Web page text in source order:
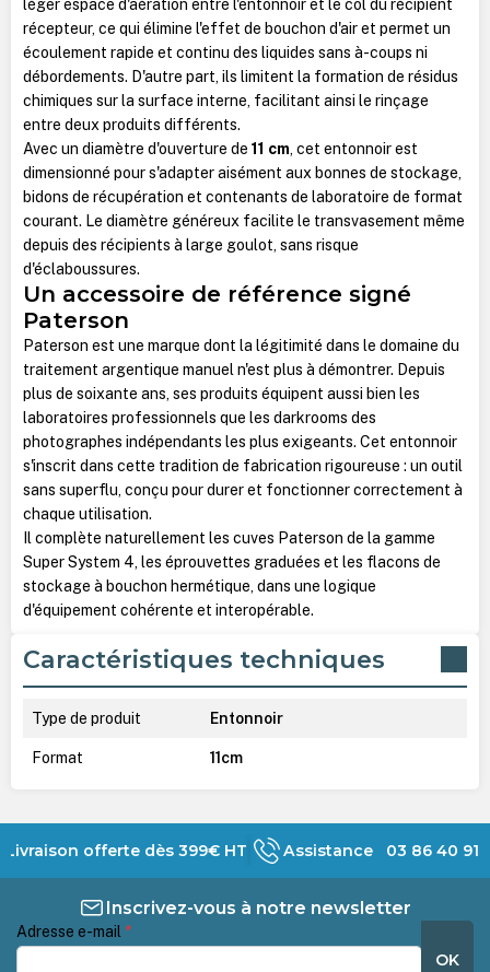
léger espace d'aération entre l'entonnoir et le col du récipient
récepteur, ce qui élimine l'effet de bouchon d'air et permet un
écoulement rapide et continu des liquides sans à-coups ni
débordements. D'autre part, ils limitent la formation de résidus
chimiques sur la surface interne, facilitant ainsi le rinçage
entre deux produits différents.
Avec un diamètre d'ouverture de 11 cm, cet entonnoir est
dimensionné pour s'adapter aisément aux bonnes de stockage,
bidons de récupération et contenants de laboratoire de format
courant. Le diamètre généreux facilite le transvasement même
depuis des récipients à large goulot, sans risque
d'éclaboussures.
Un accessoire de référence signé
Paterson
Paterson est une marque dont la légitimité dans le domaine du
traitement argentique manuel n'est plus à démontrer. Depuis
plus de soixante ans, ses produits équipent aussi bien les
laboratoires professionnels que les darkrooms des
photographes indépendants les plus exigeants. Cet entonnoir
s'inscrit dans cette tradition de fabrication rigoureuse : un outil
sans superflu, conçu pour durer et fonctionner correctement à
chaque utilisation.
Il complète naturellement les cuves Paterson de la gamme
Super System 4, les éprouvettes graduées et les flacons de
stockage à bouchon hermétique, dans une logique
d'équipement cohérente et interopérable.
Caractéristiques techniques
Type de produit Entonnoir
Format 11cm
Livraison offerte dès 399€ HT Assistance 03 86 40 91
Inscrivez-vous à notre newsletter
Adresse e-mail *
OK